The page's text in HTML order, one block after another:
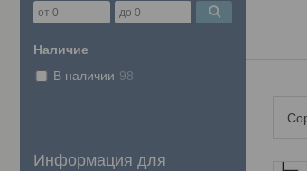
Наличие
В наличии 98
Информация для